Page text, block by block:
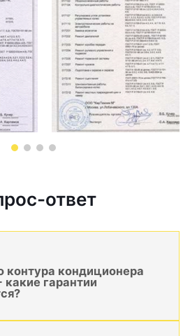
ответ
контура кондиционера
какие гарантии